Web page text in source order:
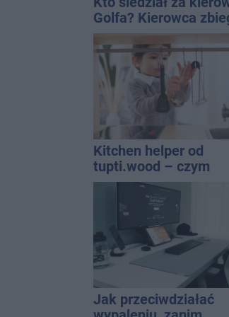
Golfa? Kierowca
kolizji
Kitchen helper od
tupti.wood – czym
wyróżnia się na tle
Jak przeciwdziałać